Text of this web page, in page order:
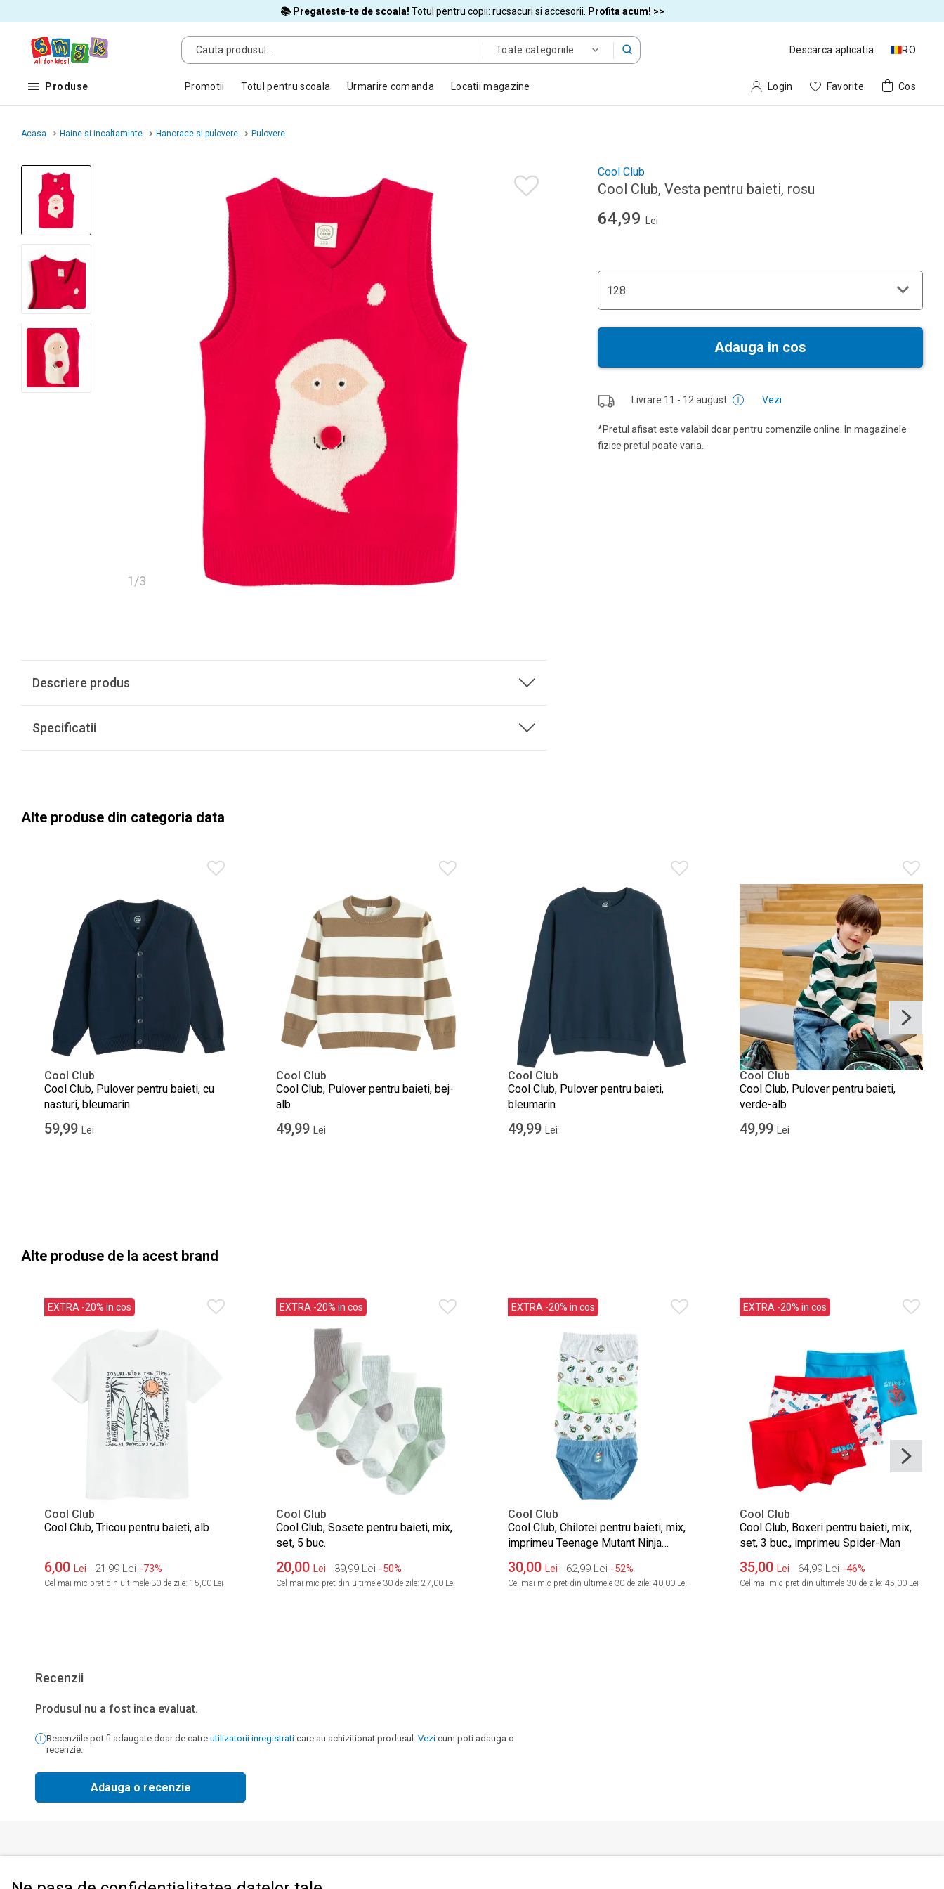
📚 Pregateste-te de scoala! Totul pentru copii: rucsacuri si accesorii. Profita acum! >>
Toate categoriile Descarca aplicatia RO
Produse Promotii Totul pentru scoala Urmarire comanda Locatii magazine Login Favorite Cos
Acasa Haine si incaltaminte Hanorace si pulovere Pulovere
1/3
Descriere produs
Specificatii
Cool Club
Cool Club, Vesta pentru baieti, rosu
64,99 Lei
128
Adauga in cos
Livrare 11 - 12 august Vezi
*Pretul afisat este valabil doar pentru comenzile online. In magazinele
fizice pretul poate varia.
Alte produse din categoria data
Cool Club
Cool Club, Pulover pentru baieti, cu
nasturi, bleumarin
59,99 Lei
Cool Club
Cool Club, Pulover pentru baieti, bej-
alb
49,99 Lei
Cool Club
Cool Club, Pulover pentru baieti,
bleumarin
49,99 Lei
Cool Club
Cool Club, Pulover pentru baieti,
verde-alb
49,99 Lei
Alte produse de la acest brand
EXTRA -20% in cos
Cool Club
Cool Club, Tricou pentru baieti, alb
6,00 Lei 21,99 Lei -73%
Cel mai mic pret din ultimele 30 de zile: 15,00 Lei
EXTRA -20% in cos
Cool Club
Cool Club, Sosete pentru baieti, mix,
set, 5 buc.
20,00 Lei 39,99 Lei -50%
Cel mai mic pret din ultimele 30 de zile: 27,00 Lei
EXTRA -20% in cos
Cool Club
Cool Club, Chilotei pentru baieti, mix,
imprimeu Teenage Mutant Ninja
Turtles, set, 5 buc.
30,00 Lei 62,99 Lei -52%
Cel mai mic pret din ultimele 30 de zile: 40,00 Lei
EXTRA -20% in cos
Cool Club
Cool Club, Boxeri pentru baieti, mix,
set, 3 buc., imprimeu Spider-Man
35,00 Lei 64,99 Lei -46%
Cel mai mic pret din ultimele 30 de zile: 45,00 Lei
Recenzii
Produsul nu a fost inca evaluat.
Recenziile pot fi adaugate doar de catre utilizatorii inregistrati care au achizitionat produsul. Vezi cum poti adauga o
recenzie.
Adauga o recenzie